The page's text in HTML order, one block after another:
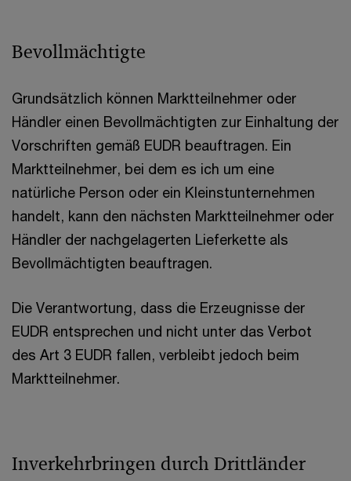
Bevollmächtigte
Grundsätzlich können Marktteilnehmer oder
Händler einen Bevollmächtigten zur Einhaltung der
Vorschriften gemäß EUDR beauftragen. Ein
Marktteilnehmer, bei dem es ich um eine
natürliche Person oder ein Kleinstunternehmen
handelt, kann den nächsten Marktteilnehmer oder
Händler der nachgelagerten Lieferkette als
Bevollmächtigten beauftragen.
Die Verantwortung, dass die Erzeugnisse der
EUDR entsprechen und nicht unter das Verbot
des Art 3 EUDR fallen, verbleibt jedoch beim
Marktteilnehmer.
Inverkehrbringen durch Drittländer